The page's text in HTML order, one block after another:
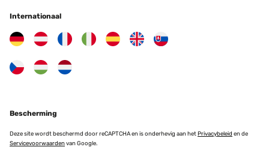
Internationaal
Bescherming
Deze site wordt beschermd door reCAPTCHA en is onderhevig aan hetPrivacybeleid en de
Servicevoorwaardenvan Google.